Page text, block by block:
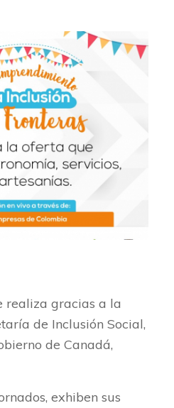
realiza gracias a la
de Inclusión Social,
de Canadá,
exhiben sus